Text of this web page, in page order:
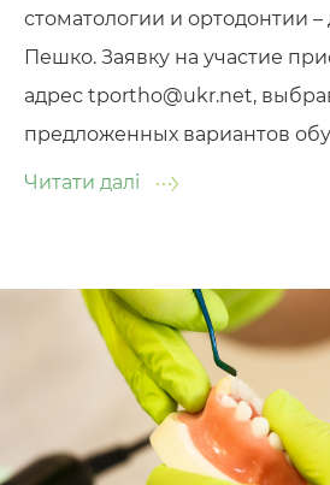
стоматологии и ортодонтии –
Пешко. Заявку на участие
адрес tportho@ukr.net,
предложенных вариантов
Читати далі